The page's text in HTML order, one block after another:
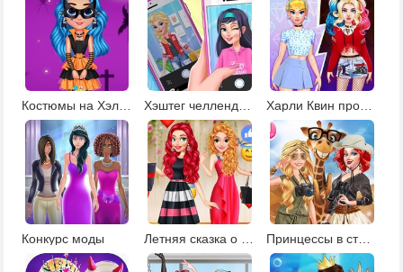
Костюмы на Хэллоуин Харли Квин против Золушки: модная битва
Конкурс моды Принцессы в стиле сафари